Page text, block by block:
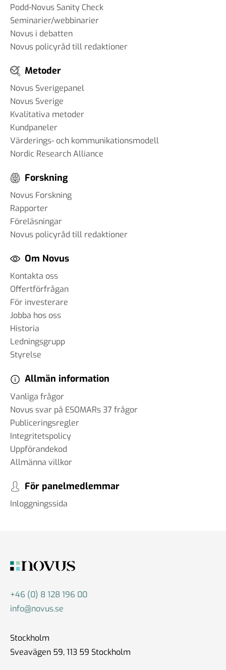
Podd-Novus Sanity Check
Seminarier/webbinarier
Novus i debatten
Novus policyråd till redaktioner
Metoder
Novus Sverigepanel
Novus Sverige
Kvalitativa metoder
Kundpaneler
Värderings- och kommunikationsmodell
Nordic Research Alliance
Forskning
Novus Forskning
Rapporter
Föreläsningar
Novus policyråd till redaktioner
Om Novus
Kontakta oss
Offertförfrågan
För investerare
Jobba hos oss
Historia
Ledningsgrupp
Styrelse
Allmän information
Vanliga frågor
Novus svar på ESOMARs 37 frågor
Publiceringsregler
Integritetspolicy
Uppförandekod
Allmänna villkor
För panelmedlemmar
Inloggningssida
+46 (0) 8 128 196 00
info@novus.se
Stockholm
Sveavägen 59, 113 59 Stockholm